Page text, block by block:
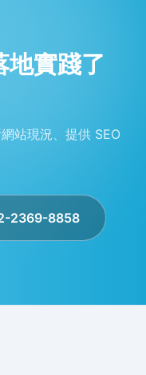
地實踐了
站現況、提供 SEO
2369-8858